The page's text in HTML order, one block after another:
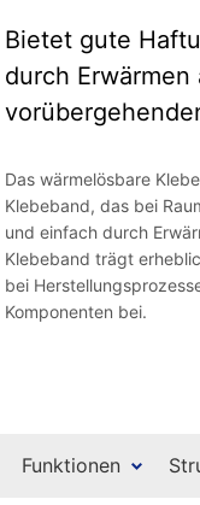
Bietet gute
durch
Das wärmelösbare
Klebeband, das bei
und einfach durch
Klebeband trägt
bei
Komponenten bei.
Funktionen